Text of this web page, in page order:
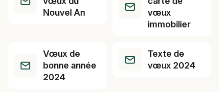
Nouvel An
vœux
immobilier
Vœux de
bonne année
2024
Texte de
vœux 2024